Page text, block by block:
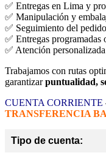
✅ Entregas en Lima y
✅ Manipulación y
✅ Seguimiento del
✅ Entregas
✅ Atención
Trabajamos con rutas
garantizarpuntualidad,
CUENTA CORRIENTE
TRANSFERENCIA
Tipo de cuenta: